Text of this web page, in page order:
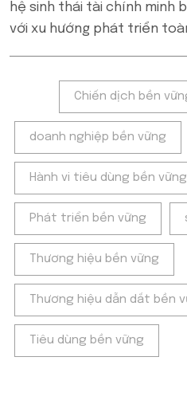
hệ sinh thái tài chính minh
với xu hướng phát triển
Chiến dịch bền
doanh nghiệp bền vững
Hành vi tiêu dùng bền vững
Phát triển bền vững
Thương hiệu bền vững
Thương hiệu dẫn dắt bền
Tiêu dùng bền vững